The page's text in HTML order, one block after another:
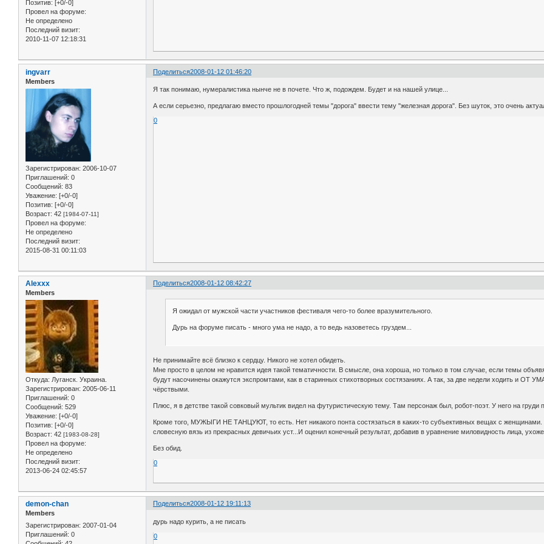
Позитив: [+0/-0]
Провел на форуме:
Не определено
Последний визит:
2010-11-07 12:18:31
Поделиться2008-01-12 01:46:20
ingvarr
Members
Зарегистрирован: 2006-10-07
Приглашений: 0
Сообщений: 83
Уважение: [+0/-0]
Позитив: [+0/-0]
Возраст: 42 [1984-07-11]
Провел на форуме:
Не определено
Последний визит:
2015-08-31 00:11:03
Я так понимаю, нумералистика нынче не в почете. Что ж, подождем. Будет и на нашей улице...
А если серьезно, предлагаю вместо прошлогодней темы "дорога" ввести тему "железная дорога". Без шуток, это очень
0
Поделиться2008-01-12 08:42:27
Alexxx
Members
Откуда: Луганск. Украина.
Зарегистрирован: 2005-06-11
Приглашений: 0
Сообщений: 529
Уважение: [+0/-0]
Позитив: [+0/-0]
Возраст: 42 [1983-08-28]
Провел на форуме:
Не определено
Последний визит:
2013-06-24 02:45:57
Я ожидал от мужской части участников фестиваля чего-то более вразумительного.
Дурь на форуме писать - много ума не надо, а то ведь назоветесь груздем...
Не принимайте всё близко к сердцу. Никого не хотел обидеть.
Мне просто в целом не нравится идея такой тематичности. В смысле, она хороша, но только в том случае, если темы
будут насочинены окажутся экспромтами, как в старинных стихотворных состязаниях. А так, за две недели ходить и ОТ
чёрствыми.
Плюс, я в детстве такой совковый мультик видел на футуристическую тему. Там персонаж был, робот-поэт. У него на груди
Кроме того, МУЖЫГИ НЕ ТАНЦУЮТ, то есть. Нет никакого понта состязаться в каких-то субъективных вещах с
словесную вязь из прекрасных девичьих уст...И оценил конечный результат, добавив в уравнение миловидность лица,
Без обид.
0
Поделиться2008-01-12 19:11:13
demon-chan
Members
Зарегистрирован: 2007-01-04
Приглашений: 0
дурь надо курить, а не писать
0